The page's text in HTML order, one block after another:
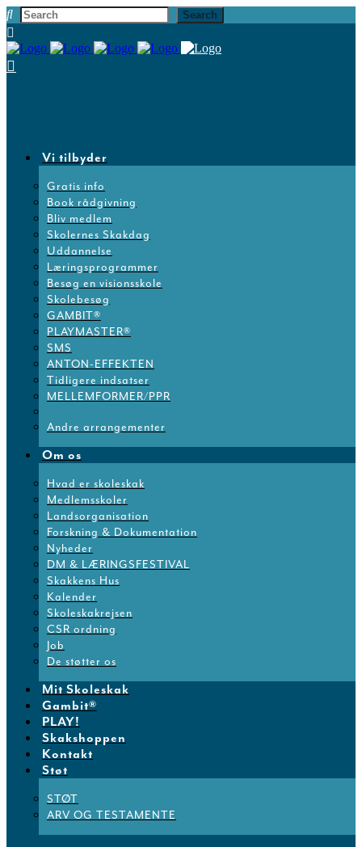
Vi tilbyder
Gratis info
Book rådgivning
Bliv medlem
Skolernes Skakdag
Uddannelse
Læringsprogrammer
Besøg en visionsskole
Skolebesøg
GAMBIT®
PLAYMASTER®
SMS
ANTON-EFFEKTEN
Tidligere indsatser
MELLEMFORMER/PPR
Andre arrangementer
Om os
Hvad er skoleskak
Medlemsskoler
Landsorganisation
Forskning & Dokumentation
Nyheder
DM & LÆRINGSFESTIVAL
Skakkens Hus
Kalender
Skoleskakrejsen
CSR ordning
Job
De støtter os
Mit Skoleskak
Gambit®
PLAY!
Skakshoppen
Kontakt
Støt
STØT
ARV OG TESTAMENTE